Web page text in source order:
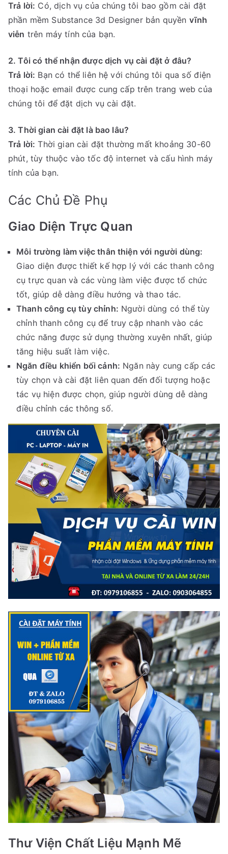
Trả lời: Có, dịch vụ của chúng tôi bao gồm cài đặt
phần mềm Substance 3d Designer bản quyền vĩnh
viễn trên máy tính của bạn.
2. Tôi có thể nhận được dịch vụ cài đặt ở đâu?
Trả lời: Bạn có thể liên hệ với chúng tôi qua số điện
thoại hoặc email được cung cấp trên trang web của
chúng tôi để đặt dịch vụ cài đặt.
3. Thời gian cài đặt là bao lâu?
Trả lời: Thời gian cài đặt thường mất khoảng 30-60
phút, tùy thuộc vào tốc độ internet và cấu hình máy
tính của bạn.
Các Chủ Đề Phụ
Giao Diện Trực Quan
Môi trường làm việc thân thiện với người dùng:
Giao diện được thiết kế hợp lý với các thanh công
cụ trực quan và các vùng làm việc được tổ chức
tốt, giúp dễ dàng điều hướng và thao tác.
Thanh công cụ tùy chỉnh: Người dùng có thể tùy
chỉnh thanh công cụ để truy cập nhanh vào các
chức năng được sử dụng thường xuyên nhất, giúp
tăng hiệu suất làm việc.
Ngăn điều khiển bối cảnh: Ngăn này cung cấp các
tùy chọn và cài đặt liên quan đến đối tượng hoặc
tác vụ hiện được chọn, giúp người dùng dễ dàng
điều chỉnh các thông số.
Thư Viện Chất Liệu Mạnh Mẽ